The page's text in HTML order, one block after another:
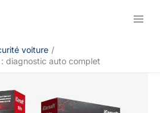
voiture
diagnostic auto complet